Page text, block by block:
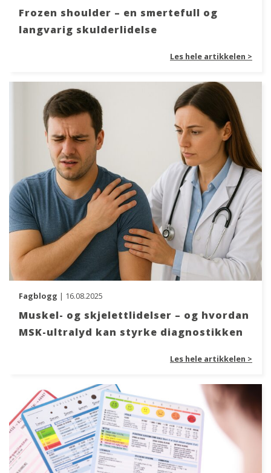
Frozen shoulder – en smertefull og
langvarig skulderlidelse
Les hele artikkelen >
Fagblogg | 16.08.2025
Muskel- og skjelettlidelser – og hvordan
MSK-ultralyd kan styrke diagnostikken
Les hele artikkelen >